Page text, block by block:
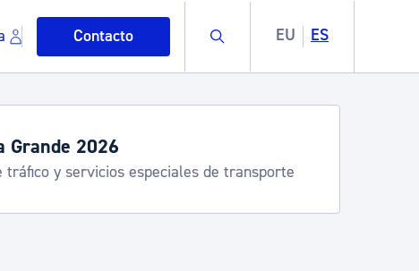
Contacto Buscar EU ES
Grande 2026
tráfico y servicios especiales de transporte